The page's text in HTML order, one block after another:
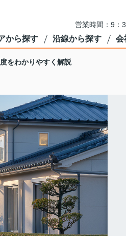
営業時間：9：
から探す 沿線から探す 会
をわかりやすく解説